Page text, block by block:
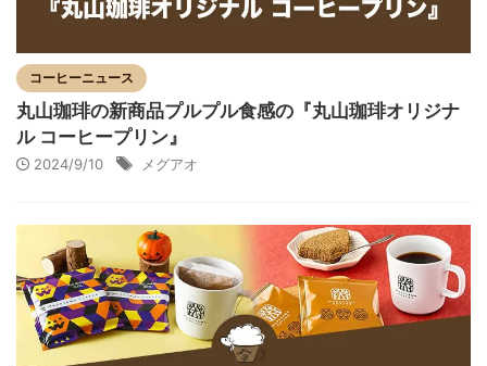
コーヒーニュース
丸山珈琲の新商品プルプル食感の『丸山珈琲オリジナ
ル コーヒープリン』
2024/9/10 メグアオ